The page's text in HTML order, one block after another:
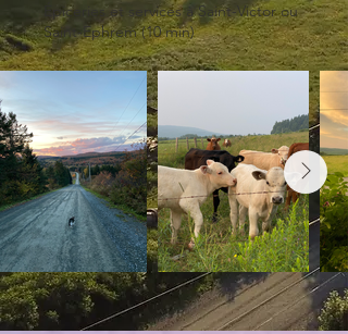
Épiceries et services à Saint-Victor ou
Saint-Ephrem (10 min)